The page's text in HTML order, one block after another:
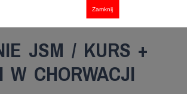
Zamknij
JSM / KURS +
W CHORWACJI